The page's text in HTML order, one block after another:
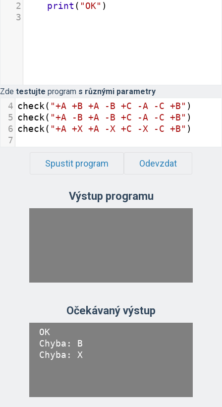
2
print ( "OK" )
3
Zde testujte program s různými parametry
4 check( "+A +B +A -B +C -A -C +B" )
5 check( "+A -B +A -B +C -A -C +B" )
6 check( "+A +X +A -X +C -X -C +B" )
7
Spustit program Odevzdat
Výstup programu
Očekávaný výstup
OK
Chyba: B